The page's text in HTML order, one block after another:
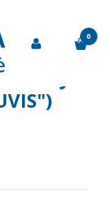
0
žuvis")